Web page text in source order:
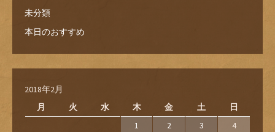
未分類
本日のおすすめ
2018年2月
月
火 水 木 金 土 日
1 2 3
4